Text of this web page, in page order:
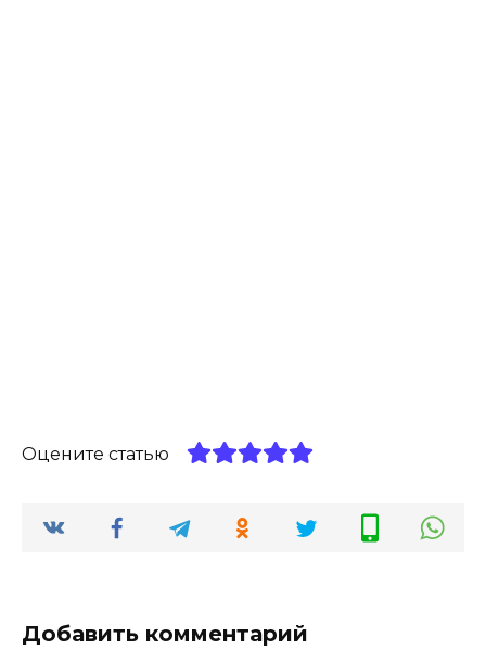
Оцените статью
Добавить комментарий